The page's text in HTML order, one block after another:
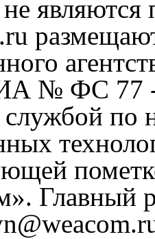
№ ФС 77 -
по
Главный